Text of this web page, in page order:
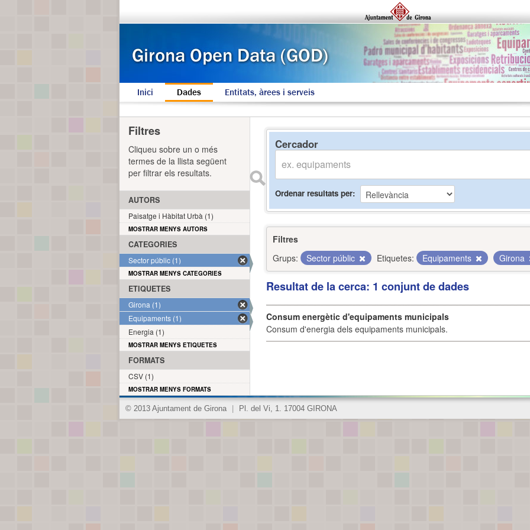
Inici Dades Entitats, àrees i serveis
Cercador
Ordenar resultats per
Filtres
Grups:
Sector públic Etiquetes: Equipaments Girona
Resultat de la cerca: 1 conjunt de dades
Consum energètic d'equipaments municipals
Consum d'energia dels equipaments municipals.
Filtres
Cliqueu sobre un o més
termes de la llista següent
per filtrar els resultats.
AUTORS
Paisatge i Hàbitat Urbà (1)
MOSTRAR MENYS AUTORS
CATEGORIES
Sector públic (1)
MOSTRAR MENYS CATEGORIES
ETIQUETES
Girona (1)
Equipaments (1)
Energia (1)
MOSTRAR MENYS ETIQUETES
FORMATS
CSV (1)
MOSTRAR MENYS FORMATS
© 2013 Ajuntament de Girona Pl. del Vi, 1. 17004 GIRONA